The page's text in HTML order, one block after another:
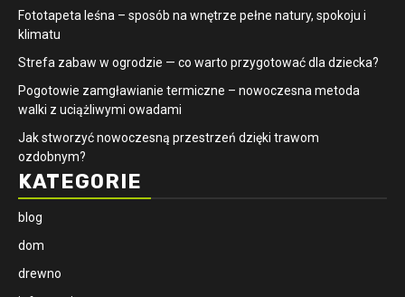
​Fototapeta leśna – sposób na wnętrze pełne natury, spokoju i
klimatu
Strefa zabaw w ogrodzie — co warto przygotować dla dziecka?
Pogotowie zamgławianie termiczne – nowoczesna metoda
walki z uciążliwymi owadami
Jak stworzyć nowoczesną przestrzeń dzięki trawom
ozdobnym?
KATEGORIE
blog
dom
drewno